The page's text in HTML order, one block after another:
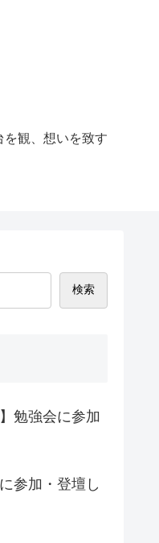
を観、想いを致す
検索
勉強会に参加
参加・登壇し